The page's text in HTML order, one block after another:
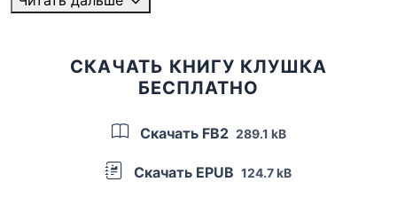
СКАЧАТЬ КНИГУ КЛУШКА
БЕСПЛАТНО
Скачать FB2 289.1 kB
Скачать EPUB 124.7 kB